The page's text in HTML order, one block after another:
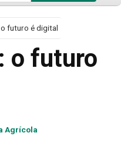
futuro é digital
o futuro
Agrícola